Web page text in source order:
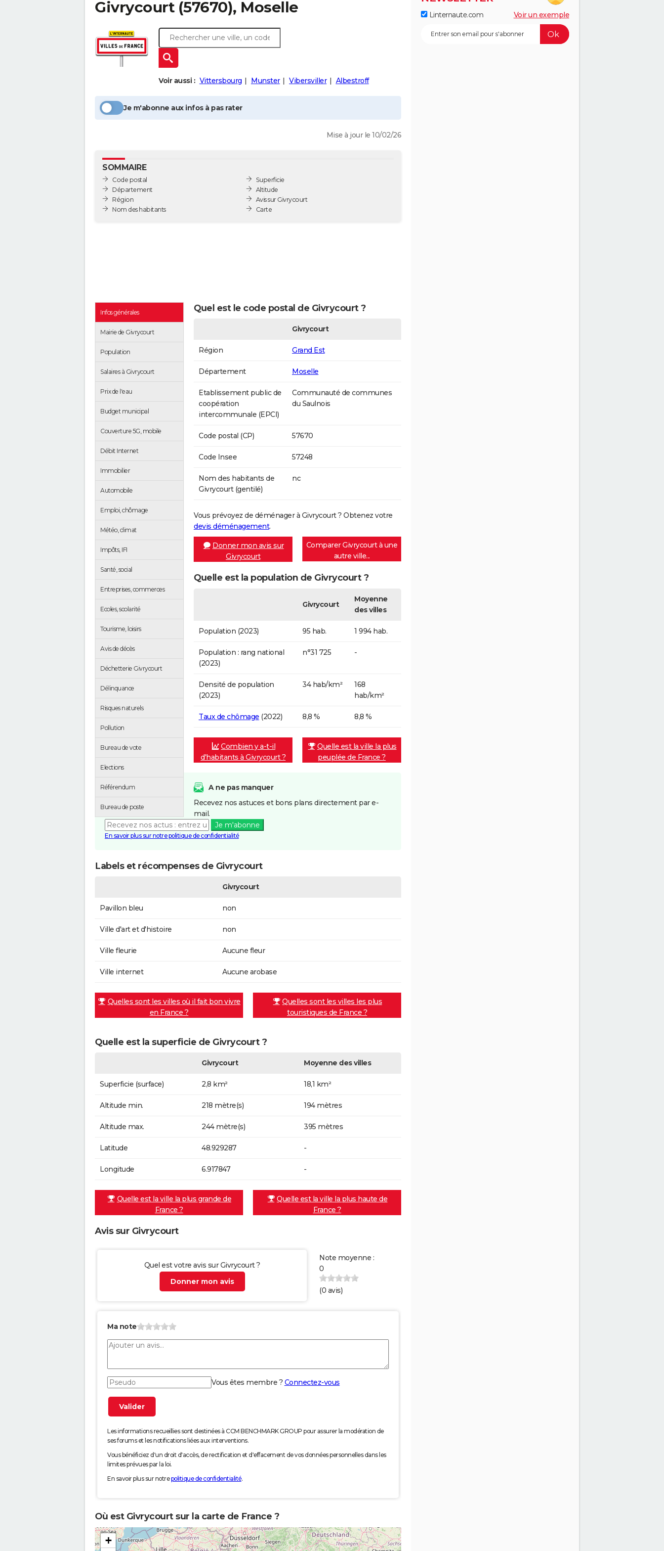
Givrycourt(57670), Moselle
Voir aussi : Vittersbourg Munster Vibersviller Albestroff
Je m'abonne aux infos à pas rater
Mise à jour le 10/02/26
SOMMAIRE
Code postal
Département
Région
Nom des habitants
Superficie
Altitude
Avis sur Givrycourt
Carte
Infos générales
Mairie de Givrycourt
Population
Salaires à Givrycourt
Prix de l'eau
Budget municipal
Couverture 5G, mobile
Débit Internet
Immobilier
Automobile
Emploi, chômage
Météo, climat
Impôts, IFI
Santé, social
Entreprises, commerces
Ecoles, scolarité
Tourisme, loisirs
Avis de décès
Déchetterie Givrycourt
Délinquance
Risques naturels
Pollution
Bureau de vote
Elections
Référendum
Bureau de poste
Quel est le code postal de Givrycourt ?
Givrycourt
Région Grand Est
Département Moselle
Etablissement public de
coopération
intercommunale (EPCI)
Communauté de communes
du Saulnois
Code postal (CP) 57670
Code Insee 57248
Nom des habitants de
Givrycourt (gentilé)
nc
Vous prévoyez de déménager à Givrycourt ? Obtenez votre
devis déménagement.
Donner mon avis sur
Givrycourt
Comparer Givrycourt à une
autre ville...
Quelle est la population de Givrycourt ?
Givrycourt
Moyenne
des villes
Population (2023) 95 hab. 1 994 hab.
Population : rang national
(2023)
n°31 725 -
Densité de population
(2023)
34 hab/km²
168
hab/km²
Taux de chômage (2022) 8,8 % 8,8 %
Combien y a-t-il
d'habitants à Givrycourt ?
Quelle est la ville la plus
peuplée de France ?
A ne pas manquer
Recevez nos astuces et bons plans directement par e-
mail.
Je m'abonne
En savoir plus sur notre politique de confidentialité
Labels et récompenses de Givrycourt
Givrycourt
Pavillon bleu non
Ville d'art et d'histoire non
Ville fleurie Aucune fleur
Ville internet Aucune arobase
Quelles sont les villes où il fait bon vivre
en France ?
Quelles sont les villes les plus
touristiques de France ?
Quelle est la superficie de Givrycourt ?
Givrycourt Moyenne des villes
Superficie (surface) 2,8 km² 18,1 km²
Altitude min. 218 mètre(s) 194 mètres
Altitude max. 244 mètre(s) 395 mètres
Latitude 48.929287 -
Longitude 6.917847 -
Quelle est la ville la plus grande de
France ?
Quelle est la ville la plus haute de
France ?
Avis sur Givrycourt
Quel est votre avis sur Givrycourt ?
Donner mon avis
Note moyenne :
0
(0 avis)
Ma note
Vous êtes membre ? Connectez-vous
Les informations recueillies sont destinées à CCM BENCHMARK GROUP pour assurer la modération de
ses forums et les notifications liées aux interventions.
Vous bénéficiez d'un droit d'accès, de rectification et d'effacement de vos données personnelles dans les
limites prévues par la loi.
En savoir plus sur notrepolitique de confidentialité.
Où est Givrycourt sur la carte de France ?
+
Linternaute.com Voir un exemple